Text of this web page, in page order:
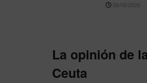
06/08/2026
La opinión de
Ceuta